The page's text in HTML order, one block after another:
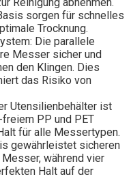
sorgen für schnelles
Trocknung.
Die parallele
Messer sicher und
den Klingen. Dies
das Risiko von
Utensilienbehälter ist
PP und PET
für alle Messertypen.
gewährleistet sicheren
während vier
Halt auf der